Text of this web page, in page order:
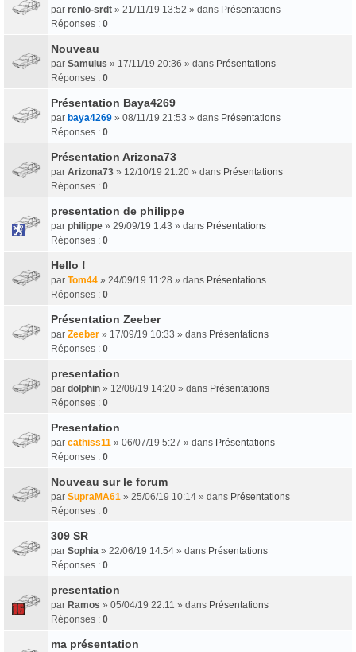
par renlo-srdt » 21/11/19 13:52 » dans Présentations
Réponses : 0
Nouveau
par Samulus » 17/11/19 20:36 » dans Présentations
Réponses : 0
Présentation Baya4269
par baya4269 » 08/11/19 21:53 » dans Présentations
Réponses : 0
Présentation Arizona73
par Arizona73 » 12/10/19 21:20 » dans Présentations
Réponses : 0
presentation de philippe
par philippe » 29/09/19 1:43 » dans Présentations
Réponses : 0
Hello !
par Tom44 » 24/09/19 11:28 » dans Présentations
Réponses : 0
Présentation Zeeber
par Zeeber » 17/09/19 10:33 » dans Présentations
Réponses : 0
presentation
par dolphin » 12/08/19 14:20 » dans Présentations
Réponses : 0
Presentation
par cathiss11 » 06/07/19 5:27 » dans Présentations
Réponses : 0
Nouveau sur le forum
par SupraMA61 » 25/06/19 10:14 » dans Présentations
Réponses : 0
309 SR
par Sophia » 22/06/19 14:54 » dans Présentations
Réponses : 0
presentation
par Ramos » 05/04/19 22:11 » dans Présentations
Réponses : 0
ma présentation